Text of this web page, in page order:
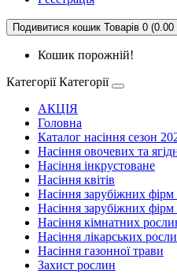
Подивитися кошик Товарів 0 (0.00
Кошик порожній!
Категорії Категорії
АКЦІЯ
Головна
Каталог насіння сезон
Насіння овочевих та
Насіння інкрустоване
Насіння квітів
Насіння зарубіжних фірм
Насіння зарубіжних фірм
Насіння кімнатних
Насіння лікарських
Насіння газонної трави
Захист рослин